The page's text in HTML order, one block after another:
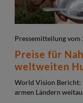
Pressemitteilung vom
Preise für
weltweiten
World Vision Bericht:
armen Ländern